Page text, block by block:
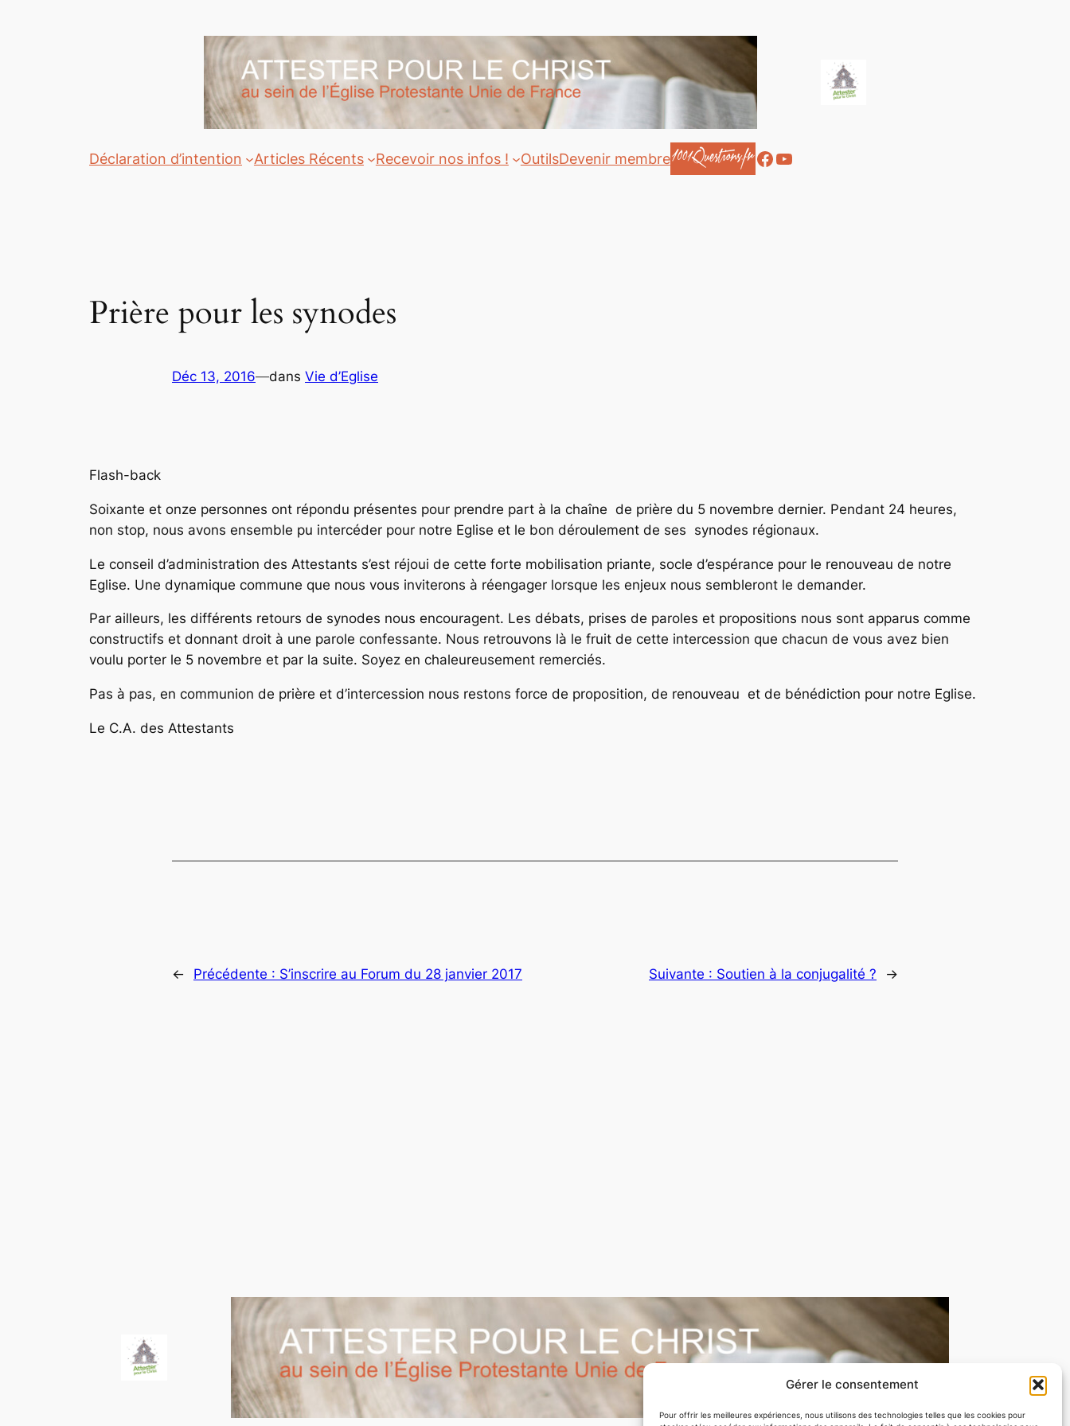
Gérer le consentement
Pour offrir les meilleures expériences, nous utilisons des technologies telles que les cookies pour
Déclaration d’intention Articles Récents Recevoir nos infos ! OutilsDevenir membre Facebook
YouTube
Prière pour les synodes
Déc 13, 2016—dans Vie d’Eglise
Flash-back
Soixante et onze personnes ont répondu présentes pour prendre part à la chaîne de prière du 5 novembre dernier. Pendant 24 heures,
non stop, nous avons ensemble pu intercéder pour notre Eglise et le bon déroulement de ses synodes régionaux.
Le conseil d’administration des Attestants s’est réjoui de cette forte mobilisation priante, socle d’espérance pour le renouveau de notre
Eglise. Une dynamique commune que nous vous inviterons à réengager lorsque les enjeux nous sembleront le demander.
Par ailleurs, les différents retours de synodes nous encouragent. Les débats, prises de paroles et propositions nous sont apparus comme
constructifs et donnant droit à une parole confessante. Nous retrouvons là le fruit de cette intercession que chacun de vous avez bien
voulu porter le 5 novembre et par la suite. Soyez en chaleureusement remerciés.
Pas à pas, en communion de prière et d’intercession nous restons force de proposition, de renouveau et de bénédiction pour notre Eglise.
Le C.A. des Attestants
← Précédente : S’inscrire au Forum du 28 janvier 2017 Suivante : Soutien à la conjugalité ? →